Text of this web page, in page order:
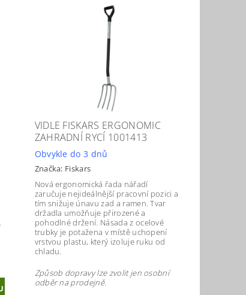
VIDLE FISKARS ERGONOMIC
ZAHRADNÍ RYCÍ 1001413
Obvykle do 3 dnů
Značka: Fiskars
Nová ergonomická řada nářadí
zaručuje nejideálnější pracovní pozici a
tím snižuje únavu zad a ramen. Tvar
držadla umožňuje přirozené a
pohodlné držení. Násada z ocelové
trubky je potažena v místě uchopení
vrstvou plastu, který izoluje ruku od
chladu.
Způsob dopravy lze zvolit jen osobní
odběr na prodejně.